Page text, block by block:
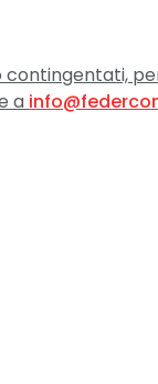
contingentati,
a